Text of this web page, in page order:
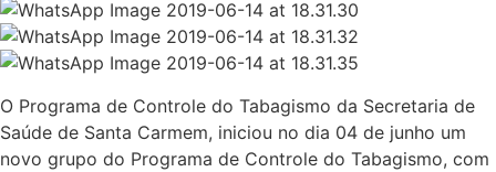
O Programa de Controle do Tabagismo da Secretaria de
Saúde de Santa Carmem, iniciou no dia 04 de junho um
novo grupo do Programa de Controle do Tabagismo, com